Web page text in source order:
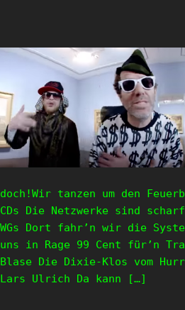
doch!Wir tanzen um den
CDs Die Netzwerke sind
WGs Dort fahr’n wir die
uns in Rage 99 Cent für’n
Blase Die Dixie-Klos vom
Lars Ulrich Da kann […]